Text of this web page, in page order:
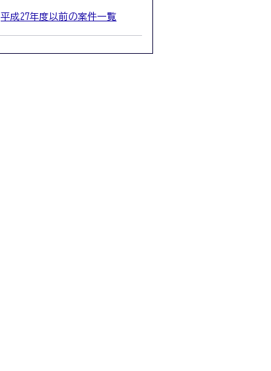
平成27年度以前の案件一覧